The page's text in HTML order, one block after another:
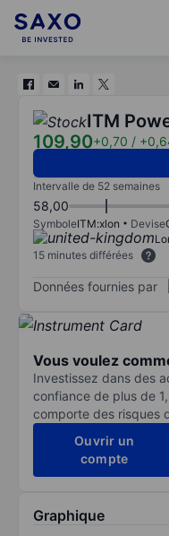
ITM
109,90+0,70 /
Intervalle de 52 semaines
58,00
SymboleITM:xlon Devise
15 minutes différées
Données fournies par
Vous voulez
Investissez dans des
confiance de plus de
comporte des risques
Ouvrir un
compte
Graphique